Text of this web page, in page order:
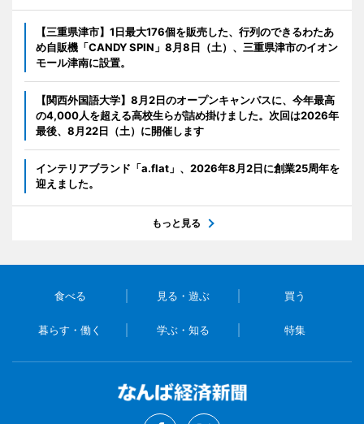
【三重県津市】1日最大176個を販売した、行列のできるわたあ
め自販機「CANDY SPIN」8月8日（土）、三重県津市のイオン
モール津南に設置。
【関西外国語大学】8月2日のオープンキャンパスに、今年最高
の4,000人を超える高校生らが詰め掛けました。次回は2026年
最後、8月22日（土）に開催します
インテリアブランド「a.flat」、2026年8月2日に創業25周年を
迎えました。
もっと見る
食べる 見る・遊ぶ 買う
暮らす・働く 学ぶ・知る 特集